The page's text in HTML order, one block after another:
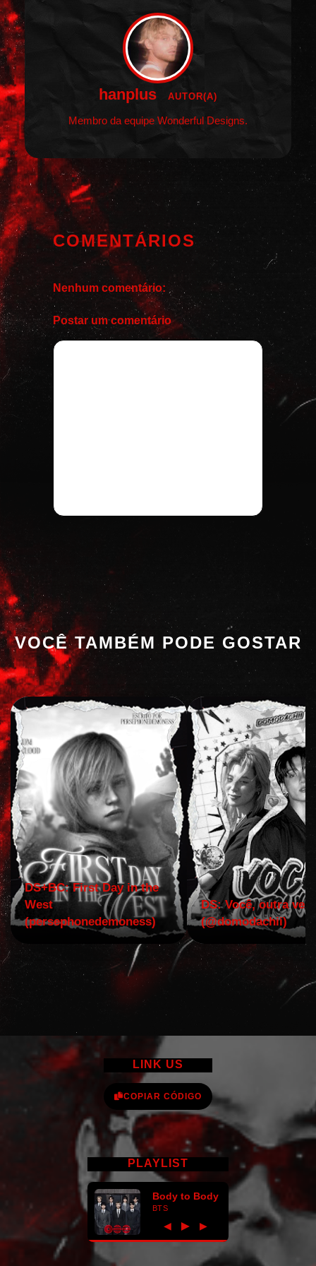
hanplus AUTOR(A)
Membro da equipe Wonderful Designs.
COMENTÁRIOS
Nenhum comentário:
Postar um comentário
VOCÊ TAMBÉM PODE GOSTAR
DS+BC: First Day in the
West
(persephonedemoness)
DS: Você, outra vez!
(@domodachii)
LINK US
COPIAR CÓDIGO
PLAYLIST
Body to Body
BTS
◀ ► ▶